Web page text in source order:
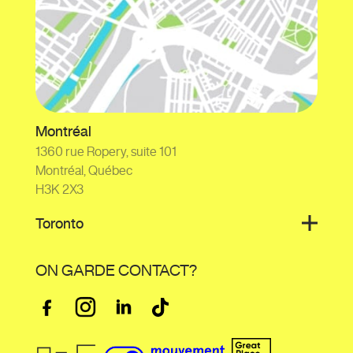
Montréal
1360 rue Ropery, suite 101
Montréal, Québec
H3K 2X3
Toronto
ON GARDE CONTACT?